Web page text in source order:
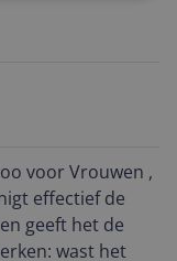
voor Vrouwen ,
effectief de
geeft het de
wast het